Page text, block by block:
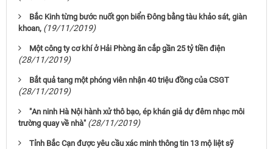
Bắc Kinh từng bước nuốt gọn biển Đông bằng tàu khảo sát, giàn
khoan, (19/11/2019)
Một công ty cơ khí ở Hải Phòng ăn cắp gần 25 tỷ tiền điện
(28/11/2019)
Bắt quả tang một phóng viên nhận 40 triệu đồng của CSGT
(28/11/2019)
"An ninh Hà Nội hành xử thô bạo, ép khán giả dự đêm nhạc môi
trường quay về nhà" (28/11/2019)
Tỉnh Bắc Cạn được yêu cầu xác minh thông tin 13 mộ liệt sỹ